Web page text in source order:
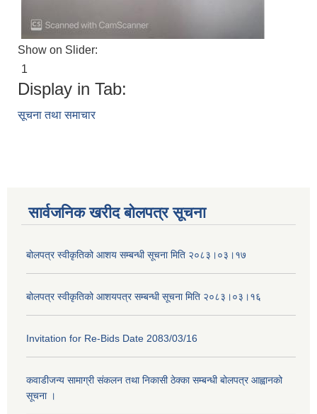
Show on Slider:
1
Display in Tab:
सूचना तथा समाचार
सार्वजनिक खरीद बोलपत्र सूचना
बोलपत्र स्वीकृतिको आशय सम्बन्धी सूचना मिति २०८३।०३।१७
बोलपत्र स्वीकृतिको आशयपत्र सम्बन्धी सूचना मिति २०८३।०३।१६
Invitation for Re-Bids Date 2083/03/16
कवाडीजन्य सामाग्री संकलन तथा निकासी ठेक्का सम्बन्धी बोलपत्र आह्वानको
सूचना ।